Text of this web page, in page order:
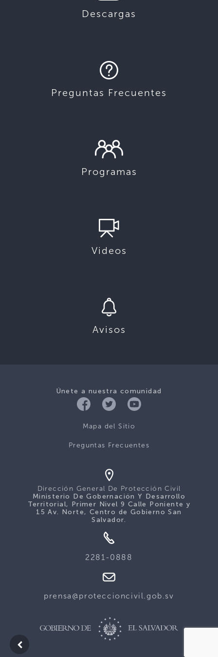
Descargas
Preguntas Frecuentes
Programas
Videos
Avisos
Únete a nuestra comunidad
Mapa del Sitio
Preguntas Frecuentes
Dirección General De Protección Civil
Ministerio De Gobernación Y Desarrollo
Territorial, Primer Nivel 9 Calle Poniente y
15 Av. Norte, Centro de Gobierno San
Salvador.
2281-0888
prensa@proteccioncivil.gob.sv